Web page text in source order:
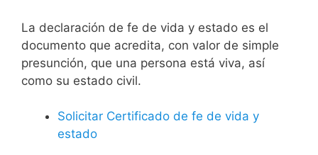
La declaración de fe de vida y estado es el
documento que acredita, con valor de simple
presunción, que una persona está viva, así
como su estado civil.
Solicitar Certificado de fe de vida y
estado